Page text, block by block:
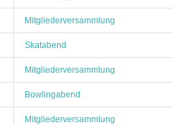
Mitgliederversammlung
Skatabend
Mitgliederversammlung
Bowlingabend
Mitgliederversammlung